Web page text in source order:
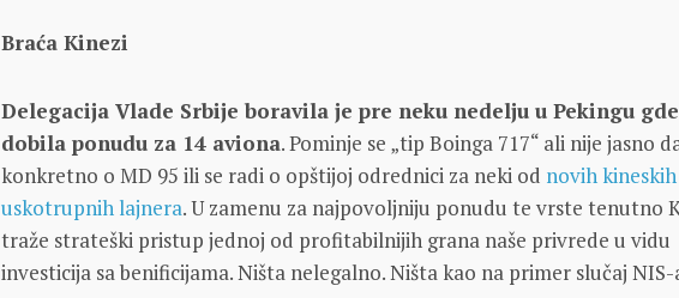
Braća Kinezi
Delegacija Vlade Srbije boravila je pre neku nedelju u Pekingu
dobila ponudu za 14 aviona. Pominje se „tip Boinga 717“ ali nije jasno
konkretno o MD 95 ili se radi o opštijoj odrednici za neki od novih kineskih
uskotrupnih lajnera. U zamenu za najpovoljniju ponudu te vrste tenutno
traže strateški pristup jednoj od profitabilnijih grana naše privrede u vidu
investicija sa benificijama. Ništa nelegalno. Ništa kao na primer slučaj NIS-